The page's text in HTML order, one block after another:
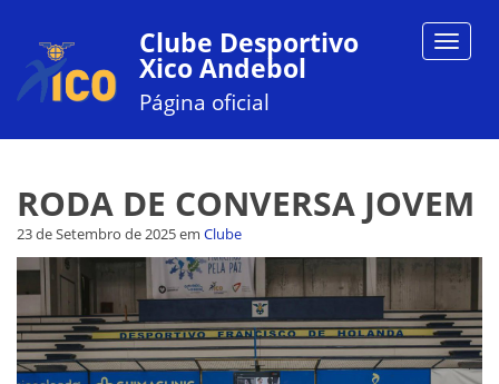
Toggle
Clube Desportivo
Xico Andebol
Página oficial
RODA DE CONVERSA JOVEM
23 de Setembro de 2025em Clube